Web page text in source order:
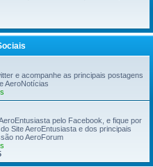
e acompanhe as principais postagens
AeroNotícias
pelo Facebook, e fique por
Site AeroEntusiasta e dos principais
no AeroForum